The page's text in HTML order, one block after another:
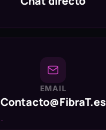
EMAIL
Contacto@FibraT.es